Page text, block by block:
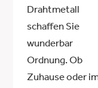
Drahtmetall
schaffen Sie
wunderbar
Ordnung. Ob
Zuhause oder